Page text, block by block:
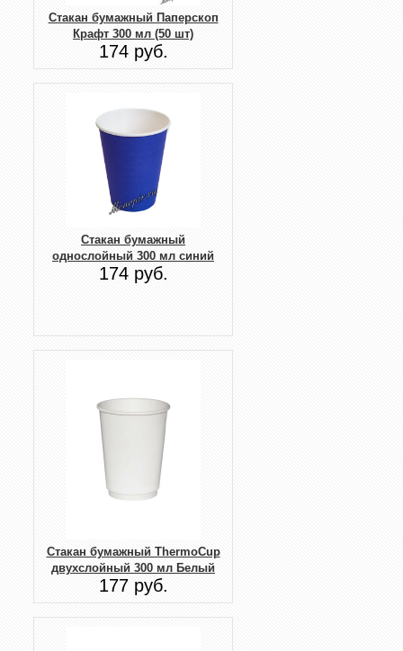
Стакан бумажный Паперскоп
Крафт 300 мл (50 шт)
174 руб.
Стакан бумажный
однослойный 300 мл синий
174 руб.
Стакан бумажный ThermoCup
двухслойный 300 мл Белый
177 руб.